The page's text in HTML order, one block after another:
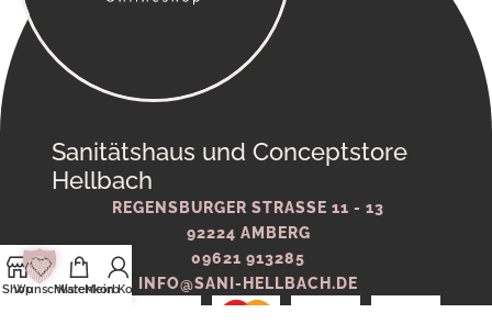
Sanitätshaus und Conceptstore
Hellbach
REGENSBURGER STRASSE 11 - 13
92224 AMBERG
09621 913285
INFO@SANI-HELLBACH.DE
Shop
WunschlisteWarenkorb
Mein Konto